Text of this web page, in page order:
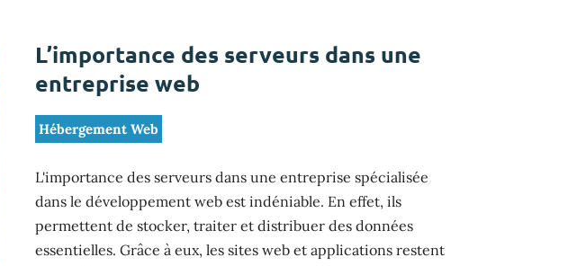
L’importance des serveurs dans une
entreprise web
Hébergement Web
L'importance des serveurs dans une entreprise spécialisée
dans le développement web est indéniable. En effet, ils
permettent de stocker, traiter et distribuer des données
essentielles. Grâce à eux, les sites web et applications restent